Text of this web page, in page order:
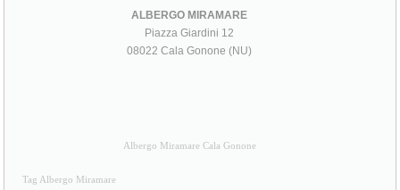
ALBERGO MIRAMARE
Piazza Giardini 12
08022 Cala Gonone (NU)
Albergo Miramare Cala Gonone
Tag Albergo Miramare